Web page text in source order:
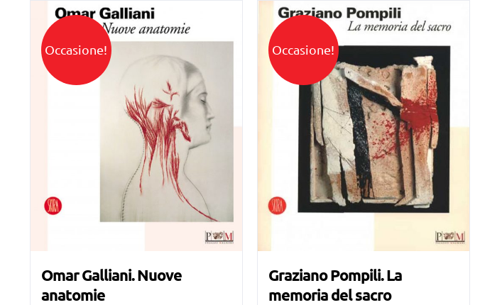
Occasione!
Omar Galliani. Nuove
anatomie
Occasione!
Graziano Pompili. La
memoria del sacro